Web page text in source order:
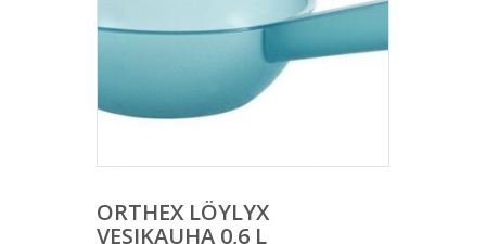
ORTHEX LÖYLYX
VESIKAUHA 0,6 L